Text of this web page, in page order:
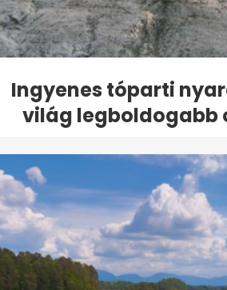
Ingyenes tóparti
világ legboldogabb